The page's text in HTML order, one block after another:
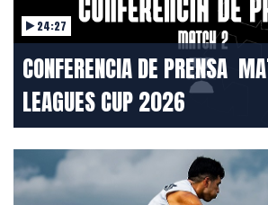
YOUTH
SOCIAL RESPONSIBILITY
TICKETS
STORE
STADIUM
PRESS
CONTACT
24:27
CONFERENCIA DE PRENSA
LEAGUES CUP 2026